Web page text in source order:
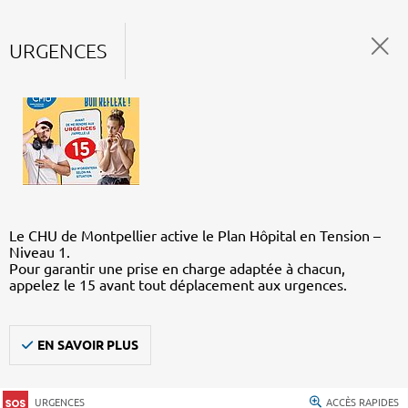
URGENCES
Le CHU de Montpellier active le Plan Hôpital en Tension –
Niveau 1.
Pour garantir une prise en charge adaptée à chacun,
appelez le 15 avant tout déplacement aux urgences.
EN SAVOIR PLUS
URGENCES ACCÈS RAPIDES